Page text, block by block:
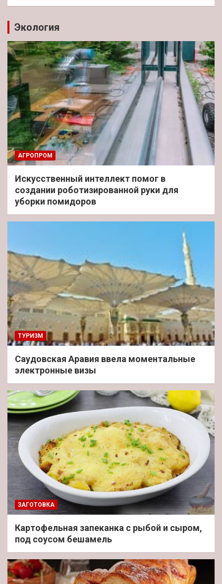
Экология
АГРОПРОМ
Искусственный интеллект помог в
создании роботизированной руки для
уборки помидоров
ТУРИЗМ
Саудовская Аравия ввела моментальные
электронные визы
ЗАГОТОВКА
Картофельная запеканка с рыбой и сыром,
под соусом бешамель